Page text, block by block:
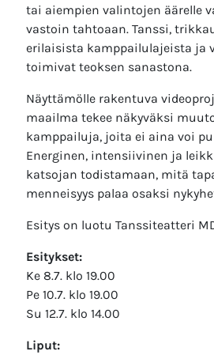
tai aiempien valintojen äärelle
vastoin tahtoaan. Tanssi,
erilaisista kamppailulajeista ja
toimivat teoksen sanastona.
Näyttämölle rakentuva
maailma tekee näkyväksi
kamppailuja, joita ei aina voi
Energinen, intensiivinen ja
katsojan todistamaan, mitä
menneisyys palaa osaksi
Esitys on luotu Tanssiteatteri
Esitykset:
Ke 8.7. klo 19.00
Pe 10.7. klo 19.00
Su 12.7. klo 14.00
Liput: